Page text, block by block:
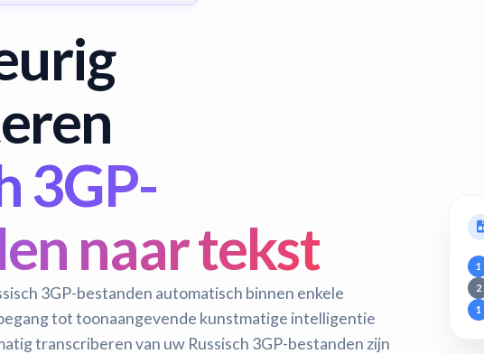
3GP-
naar tekst
3GP-bestanden automatisch binnen enkele
tot toonaangevende kunstmatige intelligentie
transcriberen van uw Russisch 3GP-bestanden zijn
1
2
1